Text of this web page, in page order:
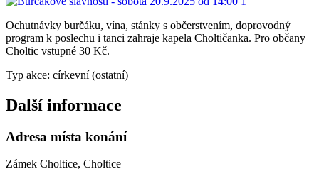
Ochutnávky burčáku, vína, stánky s občerstvením, doprovodný
program k poslechu i tanci zahraje kapela Choltičanka. Pro občany
Choltic vstupné 30 Kč.
Typ akce: církevní (ostatní)
Další informace
Adresa místa konání
Zámek Choltice, Choltice